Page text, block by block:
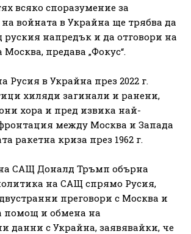
всяко споразумение за
войната в Украйна ще трябва да
руския напредък и да отговори на
предава „Фокус“.
Русия в Украйна през 2022 г.
хиляди загинали и ранени,
хора и пред извика най-
между Москва и Запада
ракетна криза през 1962 г.
САЩ Доналд Тръмп обърна
на САЩ спрямо Русия,
преговори с Москва и
помощ и обмена на
данни с Украйна, заявявайки, че